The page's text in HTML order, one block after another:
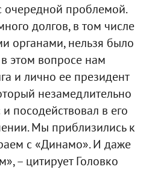
очередной проблемой.
долгов, в том числе
органами, нельзя было
этом вопросе нам
и лично ее президент
незамедлительно
посодействовал в его
Мы приблизились к
с «Динамо». И даже
– цитирует Головко